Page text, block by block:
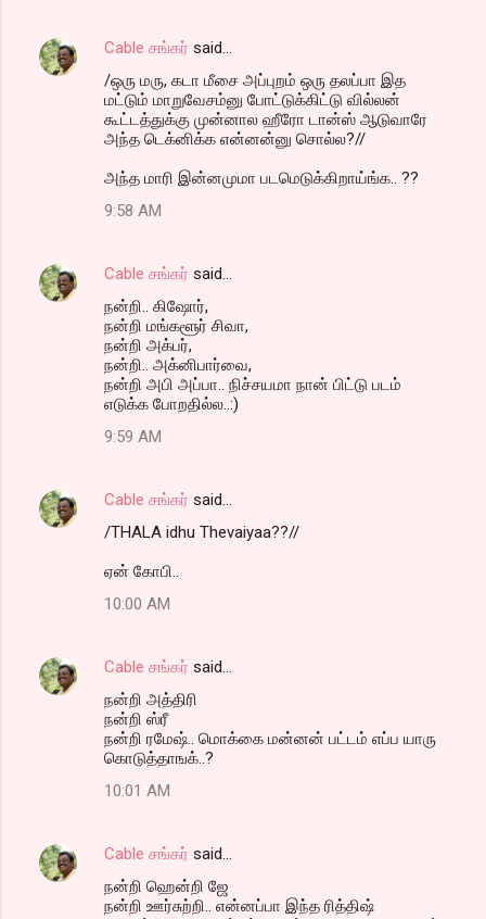
Cable சங்கர் said…
/ஒரு மரு, கடா மீசை அப்புறம் ஒரு தலப்பா இத
மட்டும் மாறுவேசம்னு ​போட்டுக்கிட்டு வில்லன்
கூட்டத்துக்கு முன்னால ஹீரோ டான்ஸ் ஆடுவாரே
அந்த ​டெக்னிக்க என்னன்னு ​சொல்ல?//
அந்த மாரி இன்னமுமா படமெடுக்கிறாய்ங்க.. ??
9:58 AM
Cable சங்கர் said…
நன்றி.. கிஷோர்,
நன்றி மங்களூர் சிவா,
நன்றி அக்பர்,
நன்றி.. அக்னிபார்வை,
நன்றி அபி அப்பா.. நிச்சயமா நான் பிட்டு படம்
எடுக்க போறதில்ல..:)
9:59 AM
Cable சங்கர் said…
/THALA idhu Thevaiyaa??//
ஏன் கோபி..
10:00 AM
Cable சங்கர் said…
நன்றி அத்திரி
நன்றி ஸ்ரீ
நன்றி ரமேஷ்.. மொக்கை மன்னன் பட்டம் எப்ப யாரு
கொடுத்தாஙக்..?
10:01 AM
Cable சங்கர் said…
நன்றி ஹென்றி ஜே
நன்றி ஊர்சுற்றி.. என்னப்பா இந்த ரித்திஷ்